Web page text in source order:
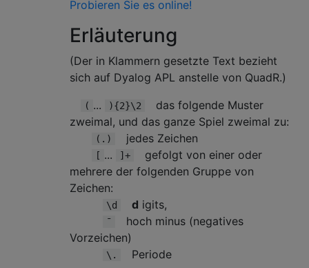
Probieren Sie es online!
Erläuterung
(Der in Klammern gesetzte Text bezieht
sich auf Dyalog APL anstelle von QuadR.)
( ... ){2}\2
das folgende Muster
zweimal, und das ganze Spiel zweimal zu:
(.) jedes Zeichen
[ ... ]+
gefolgt von einer oder
mehrere der folgenden Gruppe von
Zeichen:
\d d igits,
¯
hoch minus (negatives
Vorzeichen)
\.
Periode